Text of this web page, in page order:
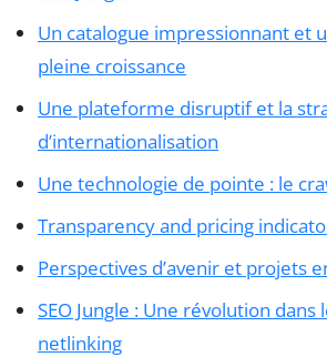
Un catalogue impressionnant et
pleine croissance
Une plateforme disruptif et la
d’internationalisation
Une technologie de pointe : le
Transparency and pricing
Perspectives d’avenir et projets
SEO Jungle : Une révolution dans
netlinking